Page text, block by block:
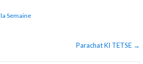
Semaine
Parachat KI TETSE →